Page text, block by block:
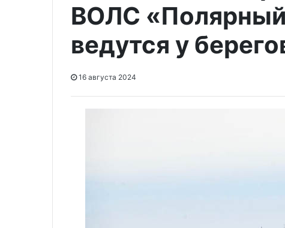
ВОЛС «Полярный
ведутся у
16 августа 2024